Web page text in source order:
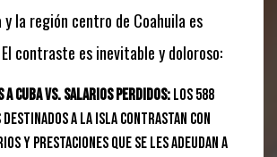
y la región centro de Coahuila es
contraste es inevitable y doloroso:
a Cuba vs. Salarios Perdidos:Los 588
a la isla contrastan con
y prestaciones que se les adeudan a